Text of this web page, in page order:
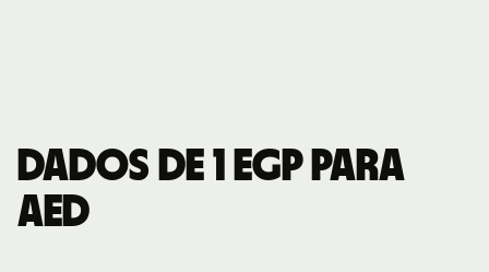
Dados de 1 EGP para
AED